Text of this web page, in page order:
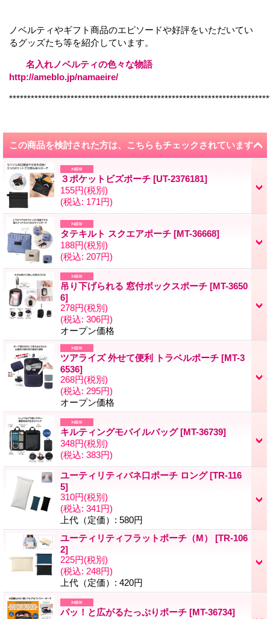
ノベルティやギフト商品のエピソードや好評をいただいてい
るグッズたち等を紹介しています。
名入れノベルティの色々な物語
http://ameblo.jp/namaeire/
この商品を検討された方は、こちらもチェックされています
３ポケットビズポーチ [UT-2376181]
155円(税別)
(税込: 171円)
タテキルト スクエアポーチ [MT-36668]
188円(税別)
(税込: 207円)
吊り下げられる 窓付ボックスポーチ [MT-3650
6]
278円(税別)
(税込: 306円)
オープン価格
ツアライズ 外せて便利 トラベルポーチ [MT-3
6536]
268円(税別)
(税込: 295円)
オープン価格
キルティングモバイルバッグ[MT-36739]
348円(税別)
(税込: 383円)
ユーティリティバネ口ポーチ ロング[TR-116
5]
310円(税別)
(税込: 341円)
上代（定価） : 580円
ユーティリティフラットポーチ（M） [TR-106
2]
225円(税別)
(税込: 248円)
上代（定価） : 420円
パッ！と広がるたっぷりポーチ [MT-36734]